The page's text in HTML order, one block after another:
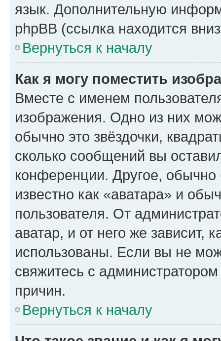
язык. Дополнительную
phpBB (ссылка находится
Вернуться к началу
Как я могу поместить
Вместе с именем
изображения. Одно из них
обычно это звёздочки,
сколько сообщений вы
конференции. Другое,
известно как «аватара» и
пользователя. От
аватар, и от него же зависит,
использованы. Если вы не
свяжитесь с
причин.
Вернуться к началу